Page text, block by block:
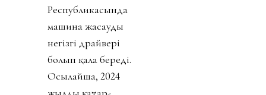
Республикасында
машина жасаудың
негізгі драйвері
болып қала береді.
Осылайша, 2024